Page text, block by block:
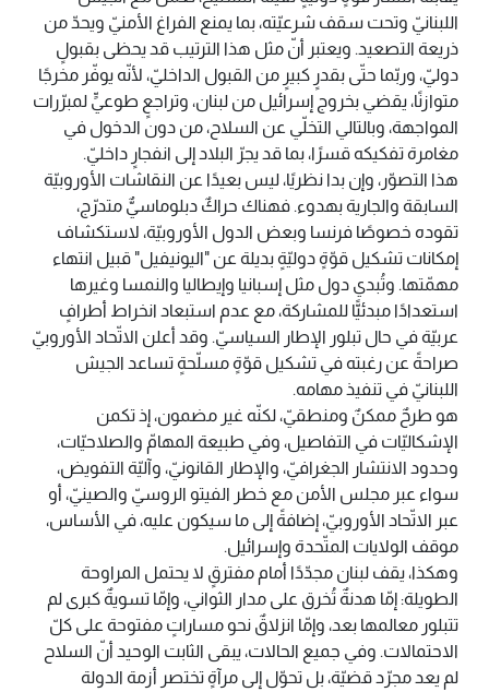
اللبنانيّ وتحت سقف شرعيّته، بما يمنع الفراغ الأمنيّ ويحدّ من
ذريعة التصعيد. ويعتبر أنّ مثل هذا الترتيب قد يحظى بقبولٍ
دوليّ، وربّما حتّى بقدرٍ كبيرٍ من القبول الداخليّ، لأنّه يوفّر مخرجًا
متوازنًا، يقضي بخروج إسرائيل من لبنان، وتراجعٍ طوعيٍّ لمبرّرات
المواجهة، وبالتالي التخلّي عن السلاح، من دون الدخول في
مغامرة تفكيكه قسرًا، بما قد يجرّ البلاد إلى انفجارٍ داخليّ.
هذا التصوّر، وإن بدا نظريًا، ليس بعيدًا عن النقاشات الأوروبيّة
السابقة والجارية بهدوء. فهناك حراكٌ دبلوماسيٌّ متدرّج،
تقوده خصوصًا فرنسا وبعض الدول الأوروبيّة، لاستكشاف
إمكانات تشكيل قوّةٍ دوليّةٍ بديلة عن "اليونيفيل" قبيل انتهاء
مهمّتها. وتُبدي دول مثل إسبانيا وإيطاليا والنمسا وغيرها
استعدادًا مبدئيًّا للمشاركة، مع عدم استبعاد انخراط أطرافٍ
عربيّة في حال تبلور الإطار السياسيّ. وقد أعلن الاتّحاد الأوروبيّ
صراحةً عن رغبته في تشكيل قوّةٍ مسلّحةٍ تساعد الجيش
اللبنانيّ في تنفيذ مهامه.
هو طرحٌ ممكنٌ ومنطقيّ، لكنّه غير مضمون، إذ تكمن
الإشكاليّات في التفاصيل، وفي طبيعة المهامّ والصلاحيّات،
وحدود الانتشار الجغرافيّ، والإطار القانونيّ، وآليّة التفويض،
سواء عبر مجلس الأمن مع خطر الفيتو الروسيّ والصينيّ، أو
عبر الاتّحاد الأوروبيّ، إضافةً إلى ما سيكون عليه، في الأساس،
موقف الولايات المتّحدة وإسرائيل.
وهكذا، يقف لبنان مجدّدًا أمام مفترقٍ لا يحتمل المراوحة
الطويلة: إمّا هدنةٌ تُخرق على مدار الثواني، وإمّا تسويةٌ كبرى لم
تتبلور معالمها بعد، وإمّا انزلاقٌ نحو مساراتٍ مفتوحة على كلّ
الاحتمالات. وفي جميع الحالات، يبقى الثابت الوحيد أنّ السلاح
لم يعد مجرّد قضيّة، بل تحوّل إلى مرآةٍ تختصر أزمة الدولة